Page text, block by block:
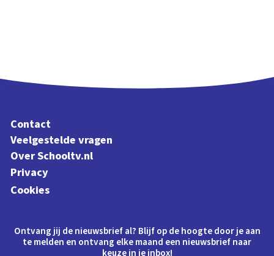
Contact
Veelgestelde vragen
Over Schooltv.nl
Privacy
Cookies
Ontvang jij de nieuwsbrief al? Blijf op de hoogte door je aan
te melden en ontvang elke maand een nieuwsbrief naar
keuze in je inbox!